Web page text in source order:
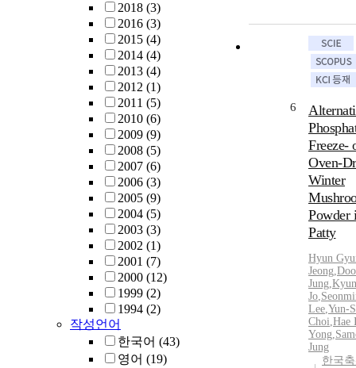
2018 (3)
2016 (3)
2015 (4)
2014 (4)
2013 (4)
2012 (1)
2011 (5)
2010 (6)
2009 (9)
2008 (5)
2007 (6)
2006 (3)
2005 (9)
2004 (5)
2003 (3)
2002 (1)
2001 (7)
2000 (12)
1999 (2)
1994 (2)
작성언어
한국어 (43)
영어 (19)
6
Freeze-
Oven-
Winter
Powder
Patty
Hyun
Jeong,
Jung,
Jo,
Lee,Yun-
Choi,Hae
Yong,
Jung
한국